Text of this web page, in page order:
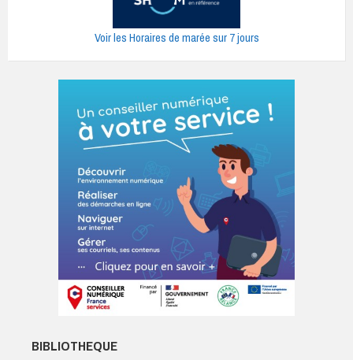
Voir les Horaires de marée sur 7 jours
BIBLIOTHEQUE